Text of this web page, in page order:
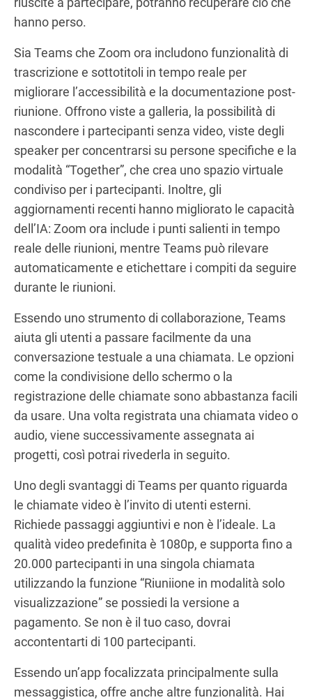
hanno perso.
Sia Teams che Zoom ora includono funzionalità di
trascrizione e sottotitoli in tempo reale per
migliorare l’accessibilità e la documentazione post-
riunione. Offrono viste a galleria, la possibilità di
nascondere i partecipanti senza video, viste degli
speaker per concentrarsi su persone specifiche e la
modalità “Together”, che crea uno spazio virtuale
condiviso per i partecipanti. Inoltre, gli
aggiornamenti recenti hanno migliorato le capacità
dell’IA: Zoom ora include i punti salienti in tempo
reale delle riunioni, mentre Teams può rilevare
automaticamente e etichettare i compiti da seguire
durante le riunioni.
Essendo uno strumento di collaborazione, Teams
aiuta gli utenti a passare facilmente da una
conversazione testuale a una chiamata. Le opzioni
come la condivisione dello schermo o la
registrazione delle chiamate sono abbastanza facili
da usare. Una volta registrata una chiamata video o
audio, viene successivamente assegnata ai
progetti, così potrai rivederla in seguito.
Uno degli svantaggi di Teams per quanto riguarda
le chiamate video è l’invito di utenti esterni.
Richiede passaggi aggiuntivi e non è l’ideale. La
qualità video predefinita è 1080p, e supporta fino a
20.000 partecipanti in una singola chiamata
utilizzando la funzione “Riuniione in modalità solo
visualizzazione” se possiedi la versione a
pagamento. Se non è il tuo caso, dovrai
accontentarti di 100 partecipanti.
Essendo un’app focalizzata principalmente sulla
messaggistica, offre anche altre funzionalità. Hai